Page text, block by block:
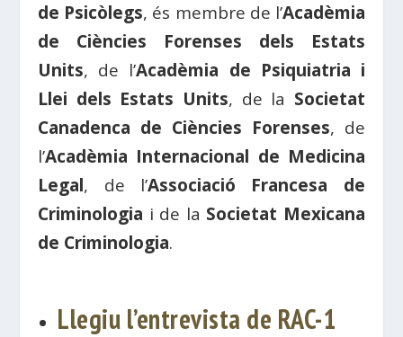
de Psicòlegs, és membre de l’Acadèmia
de Ciències Forenses dels Estats
Units, de l’Acadèmia de Psiquiatria i
Llei dels Estats Units, de la Societat
Canadenca de Ciències Forenses, de
l’Acadèmia Internacional de Medicina
Legal, de l’Associació Francesa de
Criminologia i de la Societat Mexicana
de Criminologia.
Llegiu l’entrevista de RAC-1